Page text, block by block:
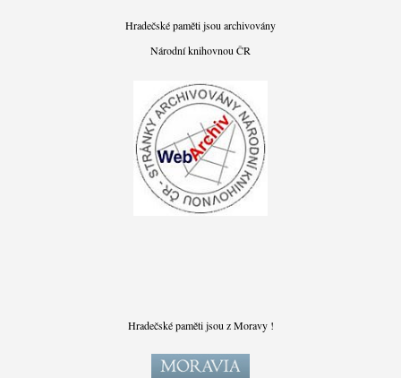
Hradečské paměti jsou archivovány
Národní knihovnou ČR
Hradečské paměti jsou z Moravy !